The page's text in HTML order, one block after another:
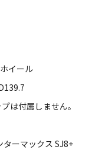
イール
は付属しません。
ターマックス SJ8+